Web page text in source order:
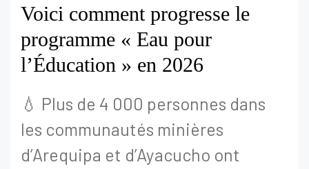
Voici comment progresse le
programme « Eau pour
l’Éducation » en 2026
💧 Plus de 4 000 personnes dans
les communautés minières
d’Arequipa et d’Ayacucho ont